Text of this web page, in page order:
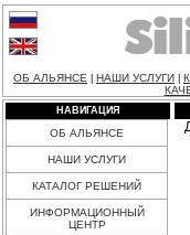
ОБ АЛЬЯНСЕ НАШИ УСЛУГИ
НАВИГАЦИЯ
ОБ АЛЬЯНСЕ
НАШИ УСЛУГИ
КАТАЛОГ РЕШЕНИЙ
ИНФОРМАЦИОННЫЙ
ЦЕНТР